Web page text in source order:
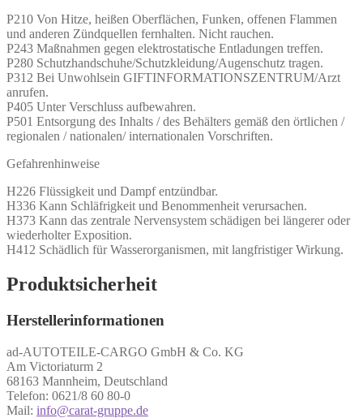
P210 Von Hitze, heißen Oberflächen, Funken, offenen Flammen
und anderen Zündquellen fernhalten. Nicht rauchen.
P243 Maßnahmen gegen elektrostatische Entladungen treffen.
P280 Schutzhandschuhe/Schutzkleidung/Augenschutz tragen.
P312 Bei Unwohlsein GIFTINFORMATIONSZENTRUM/Arzt
anrufen.
P405 Unter Verschluss aufbewahren.
P501 Entsorgung des Inhalts / des Behälters gemäß den örtlichen /
regionalen / nationalen/ internationalen Vorschriften.
Gefahrenhinweise
H226 Flüssigkeit und Dampf entzündbar.
H336 Kann Schläfrigkeit und Benommenheit verursachen.
H373 Kann das zentrale Nervensystem schädigen bei längerer oder
wiederholter Exposition.
H412 Schädlich für Wasserorganismen, mit langfristiger Wirkung.
Produktsicherheit
Herstellerinformationen
ad-AUTOTEILE-CARGO GmbH & Co. KG
Am Victoriaturm 2
68163 Mannheim, Deutschland
Telefon: 0621/8 60 80-0
Mail: info@carat-gruppe.de